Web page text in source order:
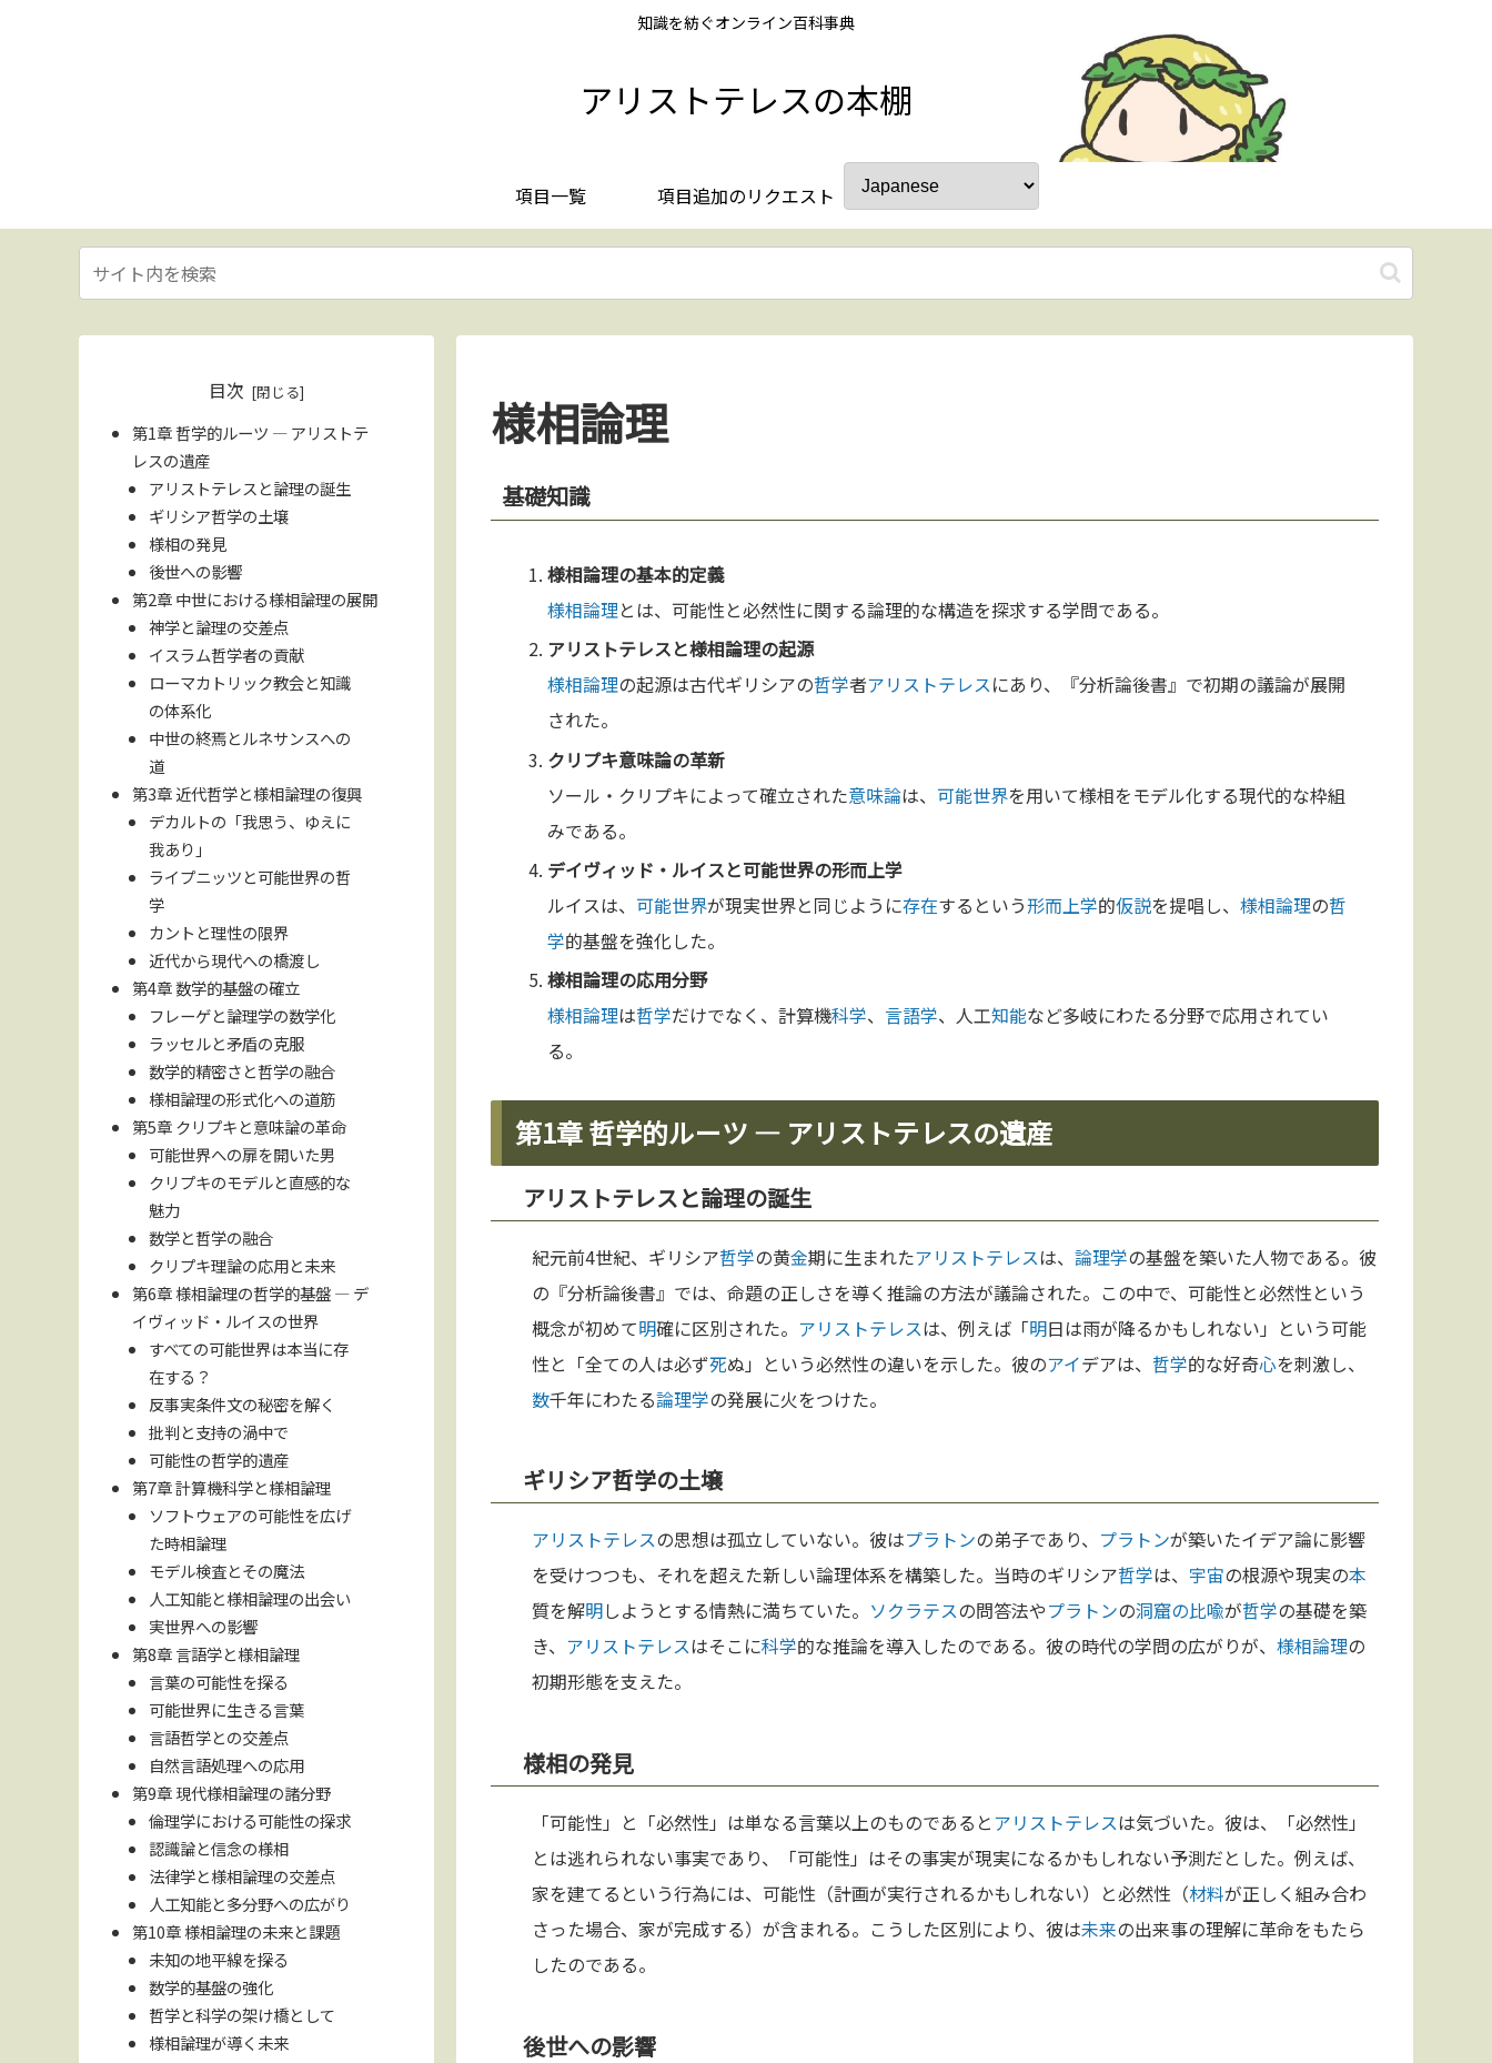
知識を紡ぐオンライン百科事典
アリストテレスの本棚
項目一覧 項目追加のリクエスト
様相論理
基礎知識
様相論理の基本的定義
様相論理とは、可能性と必然性に関する論理的な構造を探求する学問である。
アリストテレスと様相論理の起源
様相論理の起源は古代ギリシアの哲学者アリストテレスにあり、『分析論後書』で初期の議論が展開
された。
クリプキ意味論の革新
ソール・クリプキによって確立された意味論は、 可能世界を用いて様相をモデル化する現代的な枠組
みである。
デイヴィッド・ルイスと可能世界の形而上学
ルイスは、 可能世界が現実世界と同じように存在するという形而上学的仮説を提唱し、様相論理の哲
学的基盤を強化した。
様相論理の応用分野
様相論理は哲学だけでなく、計算機科学、言語学、人工知能など多岐にわたる分野で応用されてい
る。
第1章 哲学的ルーツ ― アリストテレスの遺産
アリストテレスと論理の誕生
紀元前4世紀、ギリシア哲学の黄金期に生まれたアリストテレスは、 論理学の基盤を築いた人物である。彼
の『分析論後書』では、命題の正しさを導く推論の方法が議論された。この中で、可能性と必然性という
概念が初めて明確に区別された。 アリストテレスは、例えば「明日は雨が降るかもしれない」という可能
性と「全ての人は必ず死ぬ」という必然性の違いを示した。彼のアイデアは、 哲学的な好奇心を刺激し、
数千年にわたる論理学の発展に火をつけた。
ギリシア哲学の土壌
アリストテレスの思想は孤立していない。彼はプラトンの弟子であり、 プラトンが築いたイデア論に影響
を受けつつも、それを超えた新しい論理体系を構築した。当時のギリシア哲学は、 宇宙の根源や現実の本
質を解明しようとする情熱に満ちていた。 ソクラテスの問答法やプラトンの洞窟の比喩が哲学の基礎を築
き、 アリストテレスはそこに科学的な推論を導入したのである。彼の時代の学問の広がりが、 様相論理の
初期形態を支えた。
様相の発見
「可能性」と「必然性」は単なる言葉以上のものであるとアリストテレスは気づいた。彼は、「必然性」
とは逃れられない事実であり、「可能性」はその事実が現実になるかもしれない予測だとした。例えば、
家を建てるという行為には、可能性（計画が実行されるかもしれない）と必然性（材料が正しく組み合わ
さった場合、家が完成する）が含まれる。こうした区別により、彼は未来の出来事の理解に革命をもたら
したのである。
後世への影響
目次
第1章 哲学的ルーツ ― アリストテ
レスの遺産
アリストテレスと論理の誕生
ギリシア哲学の土壌
様相の発見
後世への影響
第2章 中世における様相論理の展開
神学と論理の交差点
イスラム哲学者の貢献
ローマカトリック教会と知識
の体系化
中世の終焉とルネサンスへの
道
第3章 近代哲学と様相論理の復興
デカルトの「我思う、ゆえに
我あり」
ライプニッツと可能世界の哲
学
カントと理性の限界
近代から現代への橋渡し
第4章 数学的基盤の確立
フレーゲと論理学の数学化
ラッセルと矛盾の克服
数学的精密さと哲学の融合
様相論理の形式化への道筋
第5章 クリプキと意味論の革命
可能世界への扉を開いた男
クリプキのモデルと直感的な
魅力
数学と哲学の融合
クリプキ理論の応用と未来
第6章 様相論理の哲学的基盤 ― デ
イヴィッド・ルイスの世界
すべての可能世界は本当に存
在する？
反事実条件文の秘密を解く
批判と支持の渦中で
可能性の哲学的遺産
第7章 計算機科学と様相論理
ソフトウェアの可能性を広げ
た時相論理
モデル検査とその魔法
人工知能と様相論理の出会い
実世界への影響
第8章 言語学と様相論理
言葉の可能性を探る
可能世界に生きる言葉
言語哲学との交差点
自然言語処理への応用
第9章 現代様相論理の諸分野
倫理学における可能性の探求
認識論と信念の様相
法律学と様相論理の交差点
人工知能と多分野への広がり
第10章 様相論理の未来と課題
未知の地平線を探る
数学的基盤の強化
哲学と科学の架け橋として
様相論理が導く未来